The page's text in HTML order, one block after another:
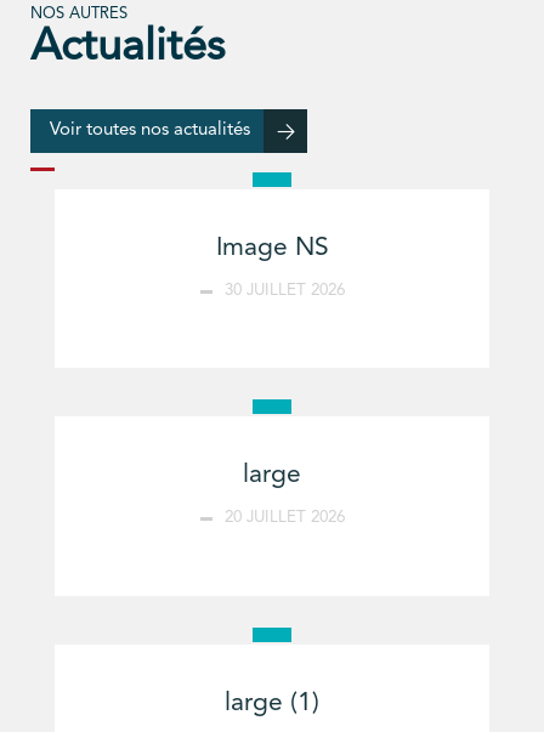
NOS AUTRES
Actualités
Voir toutes nos actualités
Image NS
30 JUILLET 2026
large
20 JUILLET 2026
large (1)